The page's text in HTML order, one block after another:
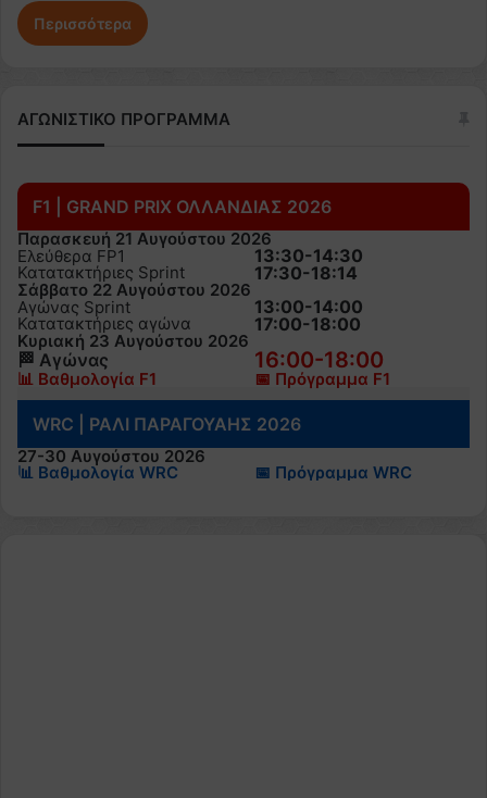
Περισσότερα
ΑΓΩΝΙΣΤΙΚΟ ΠΡΟΓΡΑΜΜΑ
F1 | GRAND PRIX ΟΛΛΑΝΔΙΑΣ 2026
Παρασκευή 21 Αυγούστου 2026
Ελεύθερα FP1
Κατατακτήριες Sprint
13:30-14:30
17:30-18:14
Σάββατο 22 Αυγούστου 2026
Αγώνας Sprint
Κατατακτήριες αγώνα
13:00-14:00
17:00-18:00
Κυριακή 23 Αυγούστου 2026
🏁 Αγώνας 16:00-18:00
📊 Βαθμολογία F1 📅 Πρόγραμμα F1
WRC | ΡΑΛΙ ΠΑΡΑΓΟΥΑΗΣ 2026
27-30 Αυγούστου 2026
📊 Βαθμολογία WRC 📅 Πρόγραμμα WRC